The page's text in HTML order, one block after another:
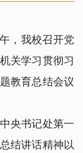
，我校召开党
关学习贯彻习
教育总结会议
央书记处第一
结讲话精神以